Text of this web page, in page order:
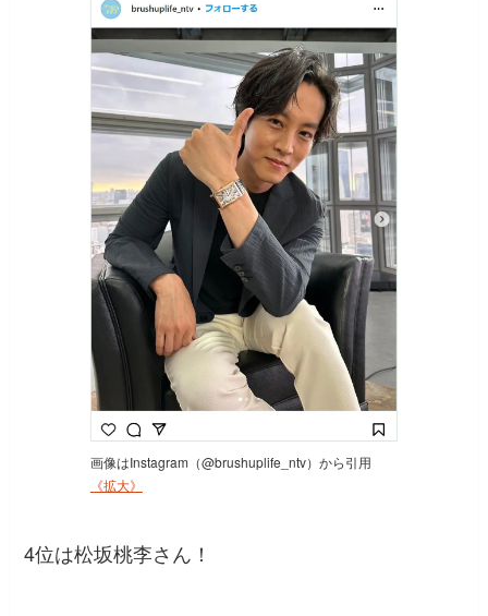
画像はInstagram（@brushuplife_ntv）から引用
《拡大》
4位は松坂桃李さん！